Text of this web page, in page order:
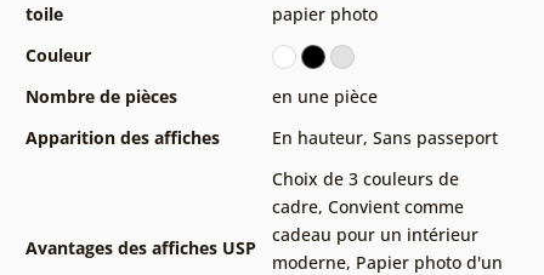
toile
papier photo
Couleur
Nombre de pièces
en une pièce
Apparition des affiches
En hauteur, Sans passeport
Avantages des affiches USP
Choix de 3 couleurs de
cadre, Convient comme
cadeau pour un intérieur
moderne, Papier photo d'un